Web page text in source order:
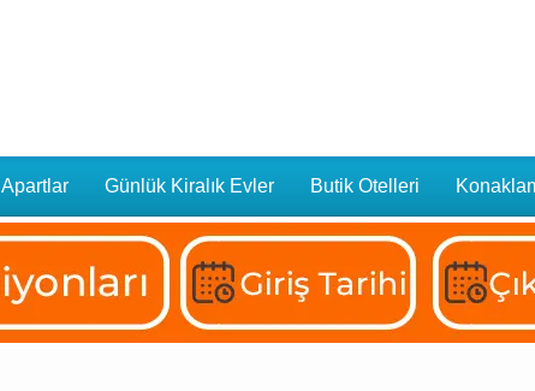
Apartlar Günlük Kiralık Evler Butik Otelleri